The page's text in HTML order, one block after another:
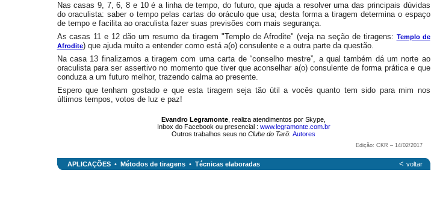
Nas casas 9, 7, 6, 8 e 10 é a linha de tempo, do futuro, que ajuda a resolver uma das principais dúvidas
do oraculista: saber o tempo pelas cartas do oráculo que usa; desta forma a tiragem determina o espaço
de tempo e facilita ao oraculista fazer suas previsões com mais segurança.
As casas 11 e 12 dão um resumo da tiragem "Templo de Afrodite" (veja na seção de tiragens: Templo de
Afrodite) que ajuda muito a entender como está a(o) consulente e a outra parte da questão.
Na casa 13 finalizamos a tiragem com uma carta de “conselho mestre”, a qual também dá um norte ao
oraculista para ser assertivo no momento que tiver que aconselhar a(o) consulente de forma prática e que
conduza a um futuro melhor, trazendo calma ao presente.
Espero que tenham gostado e que esta tiragem seja tão útil a vocês quanto tem sido para mim nos
últimos tempos, votos de luz e paz!
Evandro Legramonte , realiza atendimentos por Skype,
Inbox do Facebook ou presencial : www.legramonte.com.br
Outros trabalhos seus no Clube do Tarô: Autores
Edição: CKR – 14/02/2017
APLICAÇÕES • Métodos de tiragens • Técnicas elaboradas < voltar